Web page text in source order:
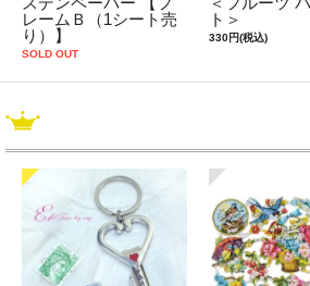
レームＢ（1シート売
り）】
SOLD OUT
ト＞
330円(税込)